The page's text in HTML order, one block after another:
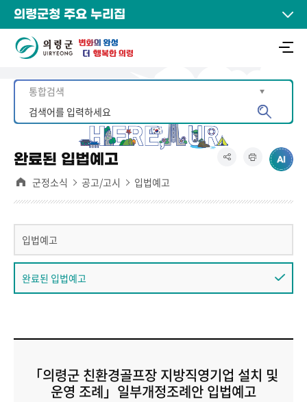
의령군청 주요 누리집
완료된 입법예고
군정소식 공고/고시 입법예고
입법예고
완료된 입법예고
「의령군 친환경골프장 지방직영기업 설치 및
운영 조례」일부개정조례안 입법예고